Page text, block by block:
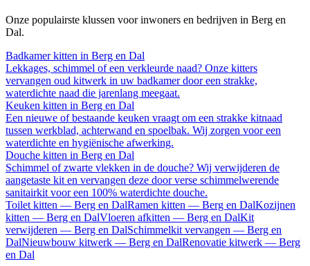
Onze populairste klussen voor inwoners en bedrijven in Berg en
Dal.
Badkamer kitten in Berg en Dal
Lekkages, schimmel of een verkleurde naad? Onze kitters
vervangen oud kitwerk in uw badkamer door een strakke,
waterdichte naad die jarenlang meegaat.
Keuken kitten in Berg en Dal
Een nieuwe of bestaande keuken vraagt om een strakke kitnaad
tussen werkblad, achterwand en spoelbak. Wij zorgen voor een
waterdichte en hygiënische afwerking.
Douche kitten in Berg en Dal
Schimmel of zwarte vlekken in de douche? Wij verwijderen de
aangetaste kit en vervangen deze door verse schimmelwerende
sanitairkit voor een 100% waterdichte douche.
Toilet kitten — Berg en DalRamen kitten — Berg en DalKozijnen
kitten — Berg en DalVloeren afkitten — Berg en DalKit
verwijderen — Berg en DalSchimmelkit vervangen — Berg en
DalNieuwbouw kitwerk — Berg en DalRenovatie kitwerk — Berg
en Dal